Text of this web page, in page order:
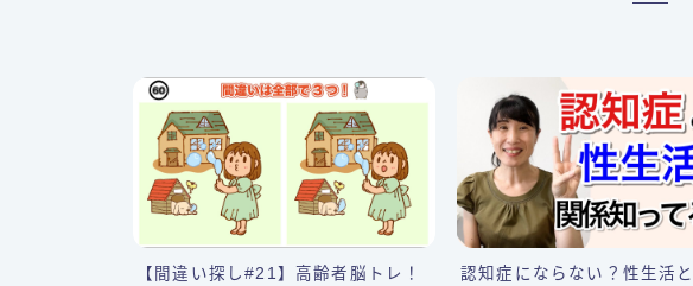
【間違い探し#21】高齢者脳トレ！
認知症にならない？性生活